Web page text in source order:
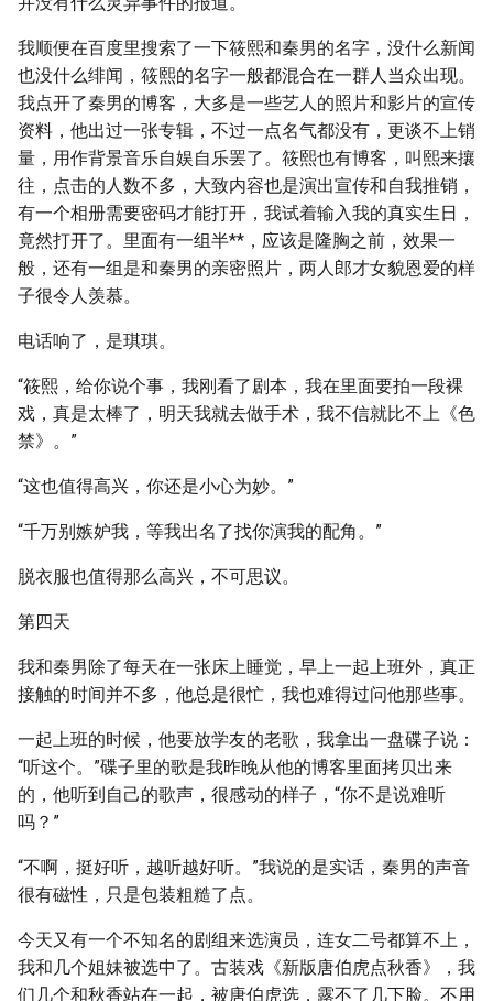
我顺便在百度里搜索了一下筱熙和秦男的名字，没什么新闻
也没什么绯闻，筱熙的名字一般都混合在一群人当众出现。
我点开了秦男的博客，大多是一些艺人的照片和影片的宣传
资料，他出过一张专辑，不过一点名气都没有，更谈不上销
量，用作背景音乐自娱自乐罢了。筱熙也有博客，叫熙来攘
往，点击的人数不多，大致内容也是演出宣传和自我推销，
有一个相册需要密码才能打开，我试着输入我的真实生日，
竟然打开了。里面有一组半**，应该是隆胸之前，效果一
般，还有一组是和秦男的亲密照片，两人郎才女貌恩爱的样
子很令人羡慕。
电话响了，是琪琪。
“筱熙，给你说个事，我刚看了剧本，我在里面要拍一段裸
戏，真是太棒了，明天我就去做手术，我不信就比不上《色
禁》。”
“这也值得高兴，你还是小心为妙。”
“千万别嫉妒我，等我出名了找你演我的配角。”
脱衣服也值得那么高兴，不可思议。
第四天
我和秦男除了每天在一张床上睡觉，早上一起上班外，真正
接触的时间并不多，他总是很忙，我也难得过问他那些事。
一起上班的时候，他要放学友的老歌，我拿出一盘碟子说：
“听这个。”碟子里的歌是我昨晚从他的博客里面拷贝出来
的，他听到自己的歌声，很感动的样子，“你不是说难听
吗？”
“不啊，挺好听，越听越好听。”我说的是实话，秦男的声音
很有磁性，只是包装粗糙了点。
今天又有一个不知名的剧组来选演员，连女二号都算不上，
我和几个姐妹被选中了。古装戏《新版唐伯虎点秋香》，我
们几个和秋香站在一起，被唐伯虎选，露不了几下脸。不用